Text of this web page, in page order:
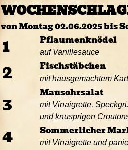
von Montag 02.06.2025 bis
1 Pflaumenknödel
auf Vanillesauce
2 Fischstäbchen
mit hausgemachtem
3 Mausohrsalat
mit Vinaigrette,
und knusprigen
4 Sommerlicher
mit Vinaigrette und